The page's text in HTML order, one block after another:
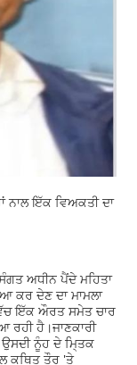
ਨਾਲ ਇੱਕ ਵਿਅਕਤੀ ਦਾ
ਅਧੀਨ ਪੈਂਦੇ ਮਹਿਤਾ
ਕਰ ਦੇਣ ਦਾ ਮਾਮਲਾ
ਇੱਕ ਔਰਤ ਸਮੇਤ ਚਾਰ
ਰਹੀ ਹੈ।ਜਾਣਕਾਰੀ
ਨੂੰਹ ਦੇ ਮਿ੍ਤਕ
ਕਥਿਤ ਤੌਰ 'ਤੇ